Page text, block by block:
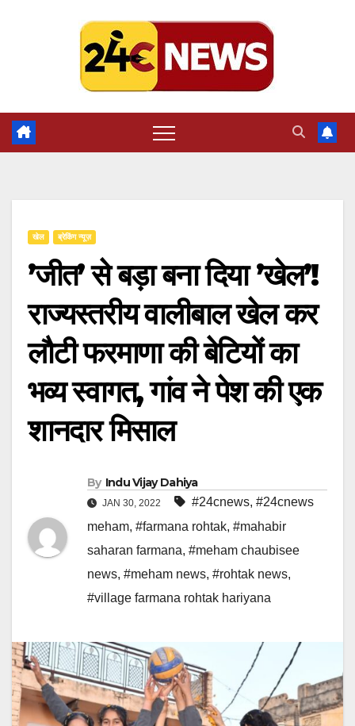
खेल ब्रेकिंग न्यूज़
’जीत’ से बड़ा बना दिया ’खेल’!
राज्यस्तरीय वालीबाल खेल कर
लौटी फरमाणा की बेटियों का
भव्य स्वागत, गांव ने पेश की एक
शानदार मिसाल
By Indu Vijay Dahiya
JAN 30, 2022 #24cnews, #24cnews
meham, #farmana rohtak, #mahabir
saharan farmana, #meham chaubisee
news, #meham news, #rohtak news,
#village farmana rohtak hariyana